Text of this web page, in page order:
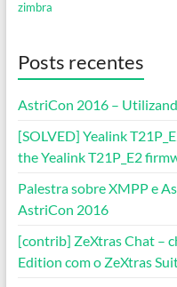
zimbra
Posts recentes
AstriCon 2016 –
[SOLVED] Yealink
the Yealink T21P_E2
Palestra sobre XMPP e
AstriCon 2016
[contrib] ZeXtras Chat –
Edition com o ZeXtras